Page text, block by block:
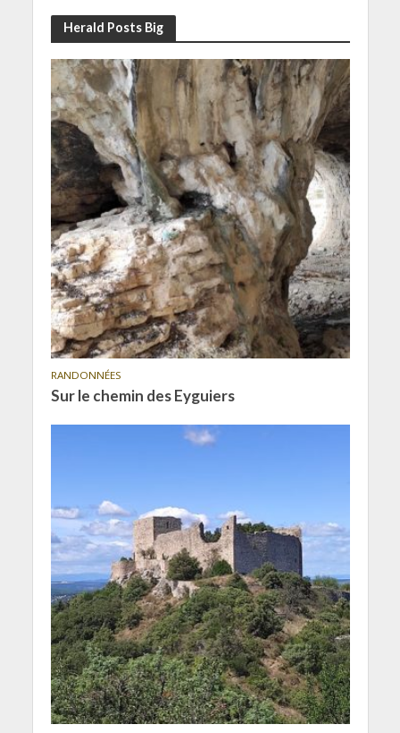
Herald Posts Big
RANDONNÉES
Sur le chemin des Eyguiers